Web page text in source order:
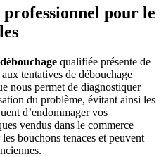
pour le
qualifiée présente de
tentatives de débouchage
nous permet de diagnostiquer
du problème, évitant ainsi les
d’endommager vos
vendus dans le commerce
bouchons tenaces et peuvent